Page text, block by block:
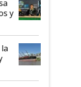
y